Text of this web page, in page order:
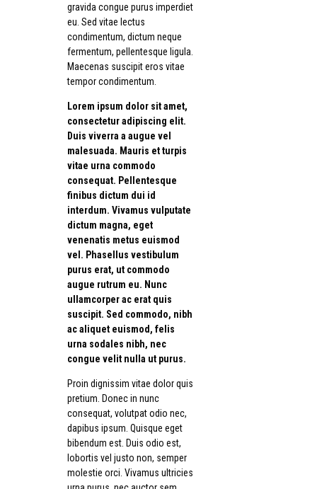
gravida congue purus imperdiet
eu. Sed vitae lectus
condimentum, dictum neque
fermentum, pellentesque ligula.
Maecenas suscipit eros vitae
tempor condimentum.
Lorem ipsum dolor sit amet,
consectetur adipiscing elit.
Duis viverra a augue vel
malesuada. Mauris et turpis
vitae urna commodo
consequat. Pellentesque
finibus dictum dui id
interdum. Vivamus vulputate
dictum magna, eget
venenatis metus euismod
vel. Phasellus vestibulum
purus erat, ut commodo
augue rutrum eu. Nunc
ullamcorper ac erat quis
suscipit. Sed commodo, nibh
ac aliquet euismod, felis
urna sodales nibh, nec
congue velit nulla ut purus.
Proin dignissim vitae dolor quis
pretium. Donec in nunc
consequat, volutpat odio nec,
dapibus ipsum. Quisque eget
bibendum est. Duis odio est,
lobortis vel justo non, semper
molestie orci. Vivamus ultricies